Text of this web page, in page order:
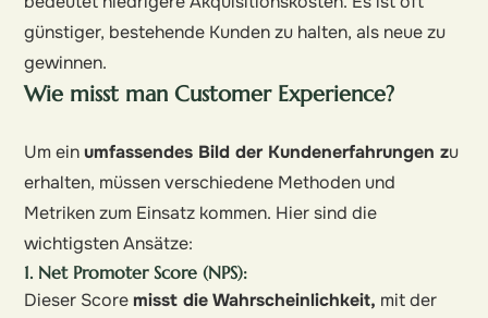
günstiger, bestehende Kunden zu halten, als neue zu
gewinnen.
Wie misst man Customer Experience?
Um einumfassendes Bild der Kundenerfahrungen zu
erhalten, müssen verschiedene Methoden und
Metriken zum Einsatz kommen. Hier sind die
wichtigsten Ansätze:
1. Net Promoter Score (NPS):
Dieser Scoremisst die Wahrscheinlichkeit, mit der